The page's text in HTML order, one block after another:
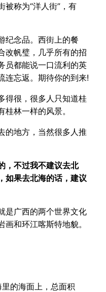
被称为“洋人街”，有
纪念品。西街上的餐
改帆璧，几乎所有的招
员都能说一口流利的英
连忘返。期待你的到来!
得很，很多人只知道桂
林一样的风景。
的地方，当然很多人推
，不过我不建议去北
如果去北海的话，建议
是广西的两个世界文化
和环江喀斯特地貌。
的海面上，总面积